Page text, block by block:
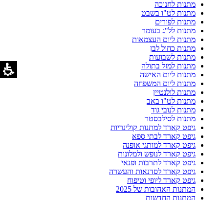
מתנות לחנוכה
מתנות לט"ו בשבט
מתנות לפורים
מתנות לל"ג בעומר
מתנות ליום העצמאות
מתנות כחול לבן
מתנות לשבועות
מתנות למזל בתולה
מתנות ליום האישה
מתנות ליום המשפחה
מתנות לולנטיין
מתנות לט"ו באב
מתנות לנובי גוד
מתנות לסילבסטר
גיפט קארד למתנות קולינריות
גיפט קארד לבתי ספא
גיפט קארד למותגי אופנה
גיפט קארד לנופש ולמלונות
גיפט קארד לתרבות ופנאי
גיפט קארד לסדנאות והעשרה
גיפט קארד ליופי וטיפוח
המתנות האהובות של 2025
המתנות החדשות